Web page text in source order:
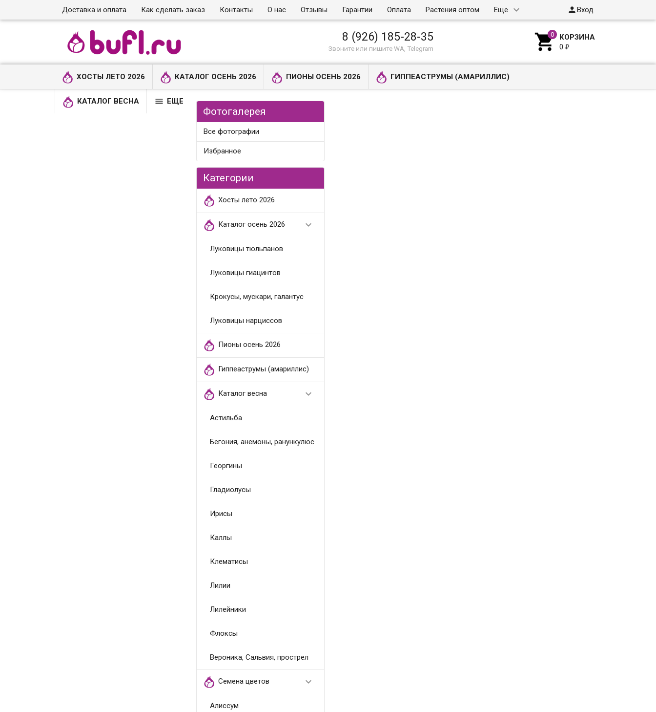
Доставка и оплата Как сделать заказ Контакты О нас Отзывы Гарантии Оплата Растения оптом Еще Вход
8 (926) 185-28-35
Звоните или пишите WA, Telegram  КОРЗИНА
0₽
ХОСТЫ ЛЕТО 2026 КАТАЛОГ ОСЕНЬ 2026 ПИОНЫ ОСЕНЬ 2026 ГИППЕАСТРУМЫ (АМАРИЛЛИС)
КАТАЛОГ ВЕСНА  ЕЩЕ
Фотогалерея
Все фотографии
Избранное
Категории
Хосты лето 2026
Каталог осень 2026 
Луковицы тюльпанов
Луковицы гиацинтов
Крокусы, мускари, галантус
Луковицы нарциссов
Пионы осень 2026
Гиппеаструмы (амариллис)
Каталог весна 
Астильба
Бегония, анемоны, ранункулюс
Георгины
Гладиолусы
Ирисы
Каллы
Клематисы
Лилии
Лилейники
Флоксы
Вероника, Сальвия, прострел
Семена цветов 
Алиссум